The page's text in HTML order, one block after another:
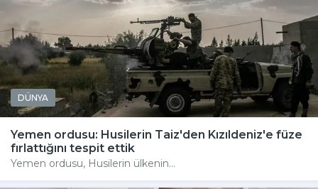
DÜNYA
Yemen ordusu: Husilerin Taiz'den Kızıldeniz'e füze
fırlattığını tespit ettik
Yemen ordusu, Husilerin ülkenin...